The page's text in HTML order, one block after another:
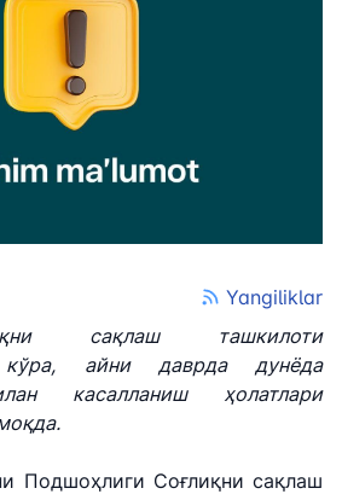
Yangiliklar
сақлаш ташкилоти
кўра, айни даврда дунёда
касалланиш ҳолатлари
Подшоҳлиги Соғлиқни сақлаш